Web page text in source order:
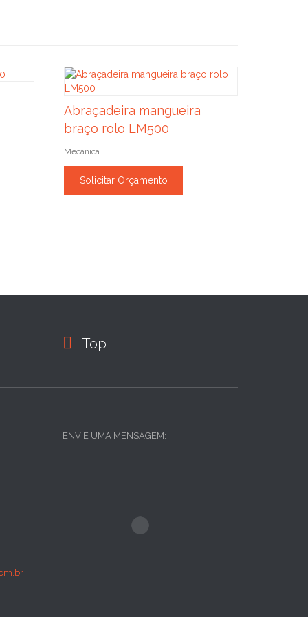
Abraçadeira mangueira
braço rolo LM500
Mecânica
Solicitar Orçamento
 Top
ENVIE UMA MENSAGEM: